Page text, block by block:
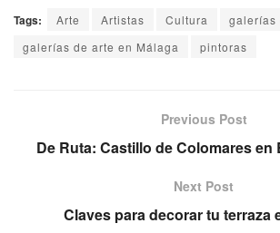
Tags: Arte Artistas Cultura
galerías
galerías de arte en Málaga
pintoras
Previous Post
De Ruta: Castillo de Colomares en
Next Post
Claves para decorar tu terraza